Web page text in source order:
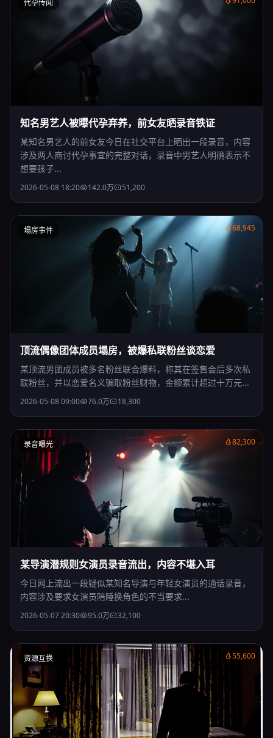
代孕传闻
知名男艺人被曝代孕弃养，前女友晒录音铁证
某知名男艺人的前女友今日在社交平台上晒出一段录音，内容
涉及两人商讨代孕事宜的完整对话，录音中男艺人明确表示不
想要孩子...
2026-05-08 18:20 142.0万 51,200
塌房事件 68,945
顶流偶像团体成员塌房，被爆私联粉丝谈恋爱
某顶流男团成员被多名粉丝联合爆料，称其在签售会后多次私
联粉丝，并以恋爱名义骗取粉丝财物，金额累计超过十万元...
2026-05-08 09:00 76.0万 18,300
录音曝光 82,300
某导演潜规则女演员录音流出，内容不堪入耳
今日网上流出一段疑似某知名导演与年轻女演员的通话录音，
内容涉及要求女演员陪睡换角色的不当要求...
2026-05-07 20:30 95.0万 32,100
资源互换 55,600